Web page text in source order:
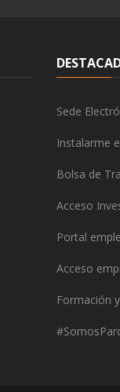
Sede
Instalarme
Bolsa de
Acceso
Portal
Acceso
Formación